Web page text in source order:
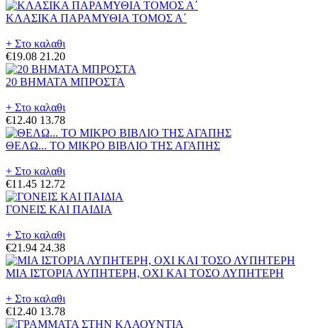
ΚΛΑΣΙΚΑ ΠΑΡΑΜΥΘΙΑ ΤΟΜΟΣ Α΄
+ Στο καλαθι
€19.08 21.20
20 ΒΗΜΑΤΑ ΜΠΡΟΣΤΑ
+ Στο καλαθι
€12.40 13.78
ΘΕΛΩ... ΤΟ ΜΙΚΡΟ ΒΙΒΛΙΟ ΤΗΣ ΑΓΑΠΗΣ
+ Στο καλαθι
€11.45 12.72
ΓΟΝΕΙΣ ΚΑΙ ΠΑΙΔΙΑ
+ Στο καλαθι
€21.94 24.38
ΜΙΑ ΙΣΤΟΡΙΑ ΛΥΠΗΤΕΡΗ, ΟΧΙ ΚΑΙ ΤΟΣΟ ΛΥΠΗΤΕΡΗ
+ Στο καλαθι
€12.40 13.78